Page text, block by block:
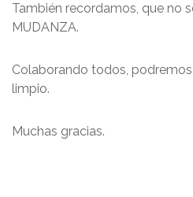
También recordamos, que no
MUDANZA.
Colaborando todos,
limpio.
Muchas gracias.